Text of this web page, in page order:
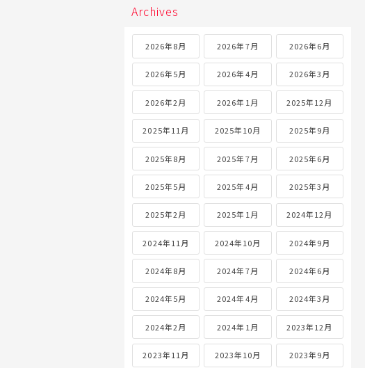
Archives
2026年8月 2026年7月 2026年6月
2026年5月 2026年4月 2026年3月
2026年2月 2026年1月 2025年12月
2025年11月 2025年10月 2025年9月
2025年8月 2025年7月 2025年6月
2025年5月 2025年4月 2025年3月
2025年2月 2025年1月 2024年12月
2024年11月 2024年10月 2024年9月
2024年8月 2024年7月 2024年6月
2024年5月 2024年4月 2024年3月
2024年2月 2024年1月 2023年12月
2023年11月 2023年10月 2023年9月